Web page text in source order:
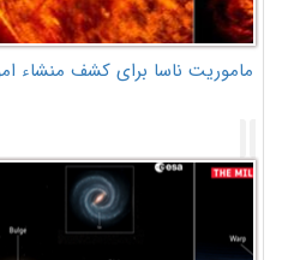
ماموریت ناسا برای کشف منشاء